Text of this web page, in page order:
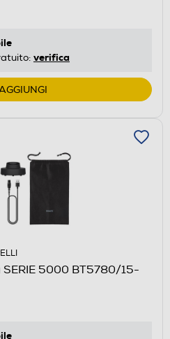
verifica
SERIE 5000 BT5780/15-